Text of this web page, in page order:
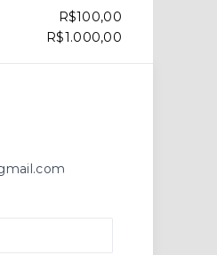
R$100,00
R$1.000,00